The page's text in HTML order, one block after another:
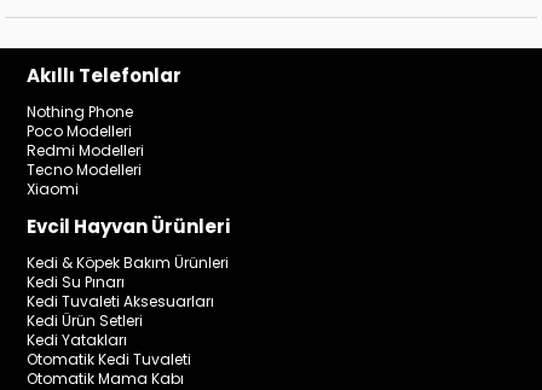
Akıllı Telefonlar
Nothing Phone
Poco Modelleri
Redmi Modelleri
Tecno Modelleri
Xiaomi
Evcil Hayvan Ürünleri
Kedi & Köpek Bakım Ürünleri
Kedi Su Pınarı
Kedi Tuvaleti Aksesuarları
Kedi Ürün Setleri
Kedi Yatakları
Otomatik Kedi Tuvaleti
Otomatik Mama Kabı